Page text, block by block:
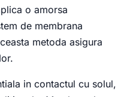
o amorsa
de membrana
metoda asigura
in contactul cu solul,